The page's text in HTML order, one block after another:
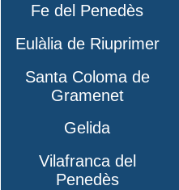
Fe del Penedès
Eulàlia de Riuprimer
Santa Coloma de
Gramenet
Gelida
Vilafranca del
Penedès